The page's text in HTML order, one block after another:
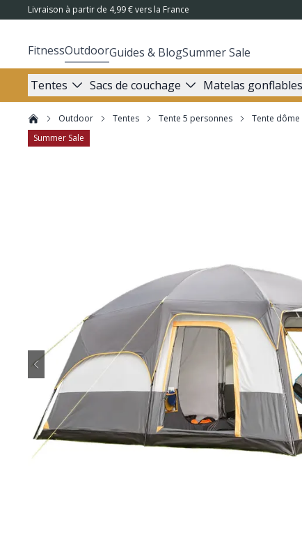
Livraison à partir de 4,99 € vers la France
FitnessOutdoorGuides & BlogSummer Sale
Tentes Sacs de couchage Matelas
Outdoor Tentes Tente 5 personnes
Tente
Summer Sale